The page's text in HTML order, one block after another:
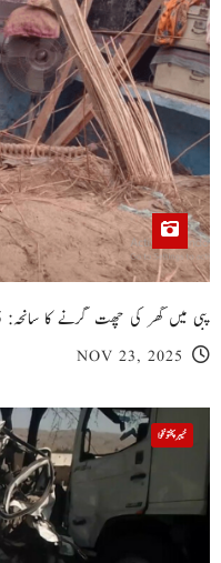
پبی میں گھر کی چھت گرنے کا سانحہ: 5 افراد جان کی بازی ہار گئے، 3 زخمی
NOV 23, 2025
خیبر پختونخوا